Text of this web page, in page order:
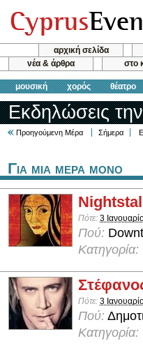
αρχική σελίδα
νέα & άρθρα
στο
μουσική χορός θέατρο
Εκδηλώσεις
Προηγούμενη Μέρα Σήμερα
Για μια μερα μονο
Πότε: 3
Πού:
Κατηγορία:
Πότε: 3
Πού:
Κατηγορία: